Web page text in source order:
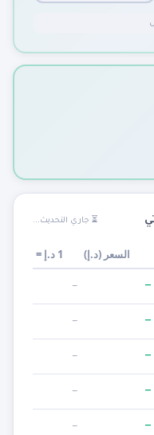
⏳ جاري التحديث...
السعر (د.إ)
1 د.إ =
—
—
—
—
—
—
—
—
—
—